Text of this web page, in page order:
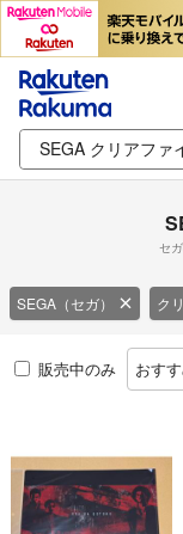
セ
SEGA（セガ） ク
販売中のみ おす